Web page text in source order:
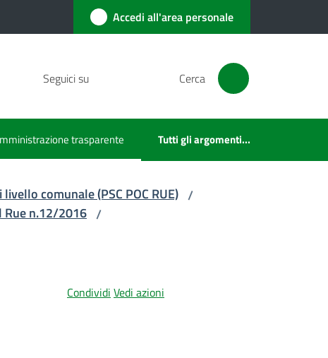
Accedi all'area personale
Seguici su Cerca
trasparente
selezionato Tutti gli argomenti...
comunale (PSC POC RUE) /
Rue n.12/2016 /
Condividi Vedi azioni